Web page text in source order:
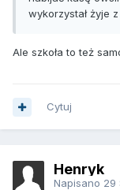
wykorzystał żyje
Ale szkoła to też
Cytuj
Henryk
Napisano 29